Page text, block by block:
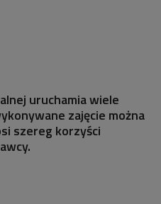
uruchamia wiele
zajęcie można
szereg korzyści